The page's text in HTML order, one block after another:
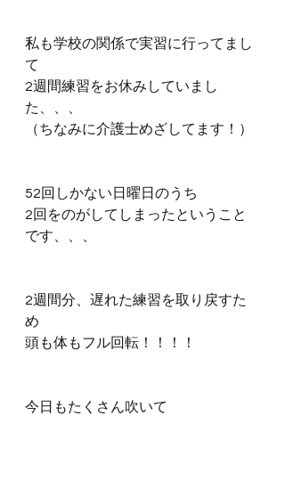
私も学校の関係で実習に行ってまし
て
2週間練習をお休みしていまし
た、、、
（ちなみに介護士めざしてます！）
52回しかない日曜日のうち
2回をのがしてしまったということ
です、、、
2週間分、遅れた練習を取り戻すた
め
頭も体もフル回転！！！！
今日もたくさん吹いて